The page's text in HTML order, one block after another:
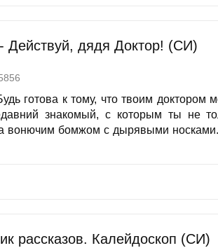
Действуй, дядя Доктор! (СИ)
готова к тому, что твоим доктором
знакомый, с которым ты не
вонючим бомжом с дырявыми
рассказов. Калейдоскоп (СИ)